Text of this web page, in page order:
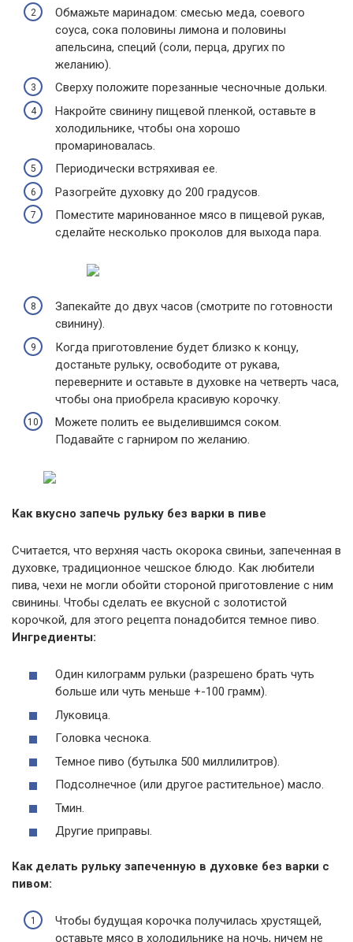
Обмажьте маринадом: смесью меда, соевого
соуса, сока половины лимона и половины
апельсина, специй (соли, перца, других по
желанию).
Сверху положите порезанные чесночные дольки.
Накройте свинину пищевой пленкой, оставьте в
холодильнике, чтобы она хорошо
промариновалась.
Периодически встряхивая ее.
Разогрейте духовку до 200 градусов.
Поместите маринованное мясо в пищевой рукав,
сделайте несколько проколов для выхода пара.
Запекайте до двух часов (смотрите по готовности
свинину).
Когда приготовление будет близко к концу,
достаньте рульку, освободите от рукава,
переверните и оставьте в духовке на четверть часа,
чтобы она приобрела красивую корочку.
Можете полить ее выделившимся соком.
Подавайте с гарниром по желанию.
Как вкусно запечь рульку без варки в пиве
Считается, что верхняя часть окорока свиньи, запеченная в
духовке, традиционное чешское блюдо. Как любители
пива, чехи не могли обойти стороной приготовление с ним
свинины. Чтобы сделать ее вкусной с золотистой
корочкой, для этого рецепта понадобится темное пиво.
Ингредиенты:
Один килограмм рульки (разрешено брать чуть
больше или чуть меньше +-100 грамм).
Луковица.
Головка чеснока.
Темное пиво (бутылка 500 миллилитров).
Подсолнечное (или другое растительное) масло.
Тмин.
Другие приправы.
Как делать рульку запеченную в духовке без варки с
пивом:
Чтобы будущая корочка получилась хрустящей,
оставьте мясо в холодильнике на ночь, ничем не